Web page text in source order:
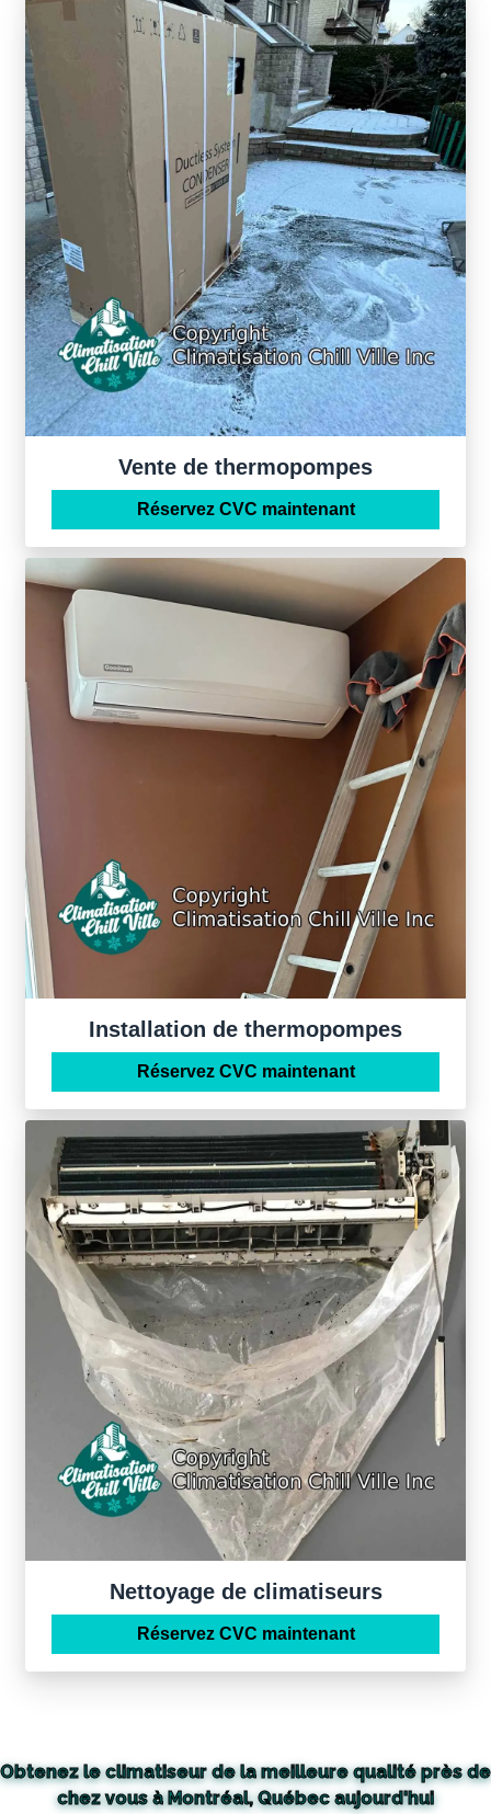
Vente de thermopompes
Réservez CVC maintenant
Installation de thermopompes
Réservez CVC maintenant
Nettoyage de climatiseurs
Réservez CVC maintenant
Obtenez le climatiseur de la meilleure qualité près de
chez vous à Montréal, Québec aujourd'hui